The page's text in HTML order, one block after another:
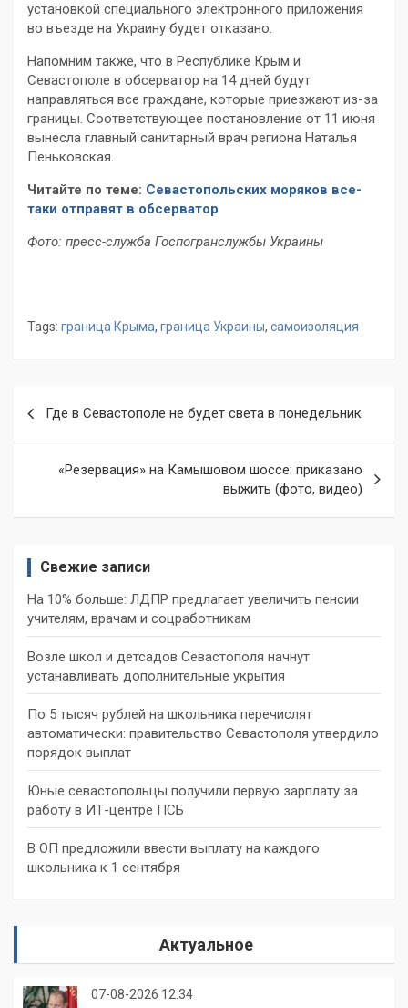
установкой специального электронного приложения
во въезде на Украину будет отказано.
Напомним также, что в Республике Крым и
Севастополе в обсерватор на 14 дней будут
направляться все граждане, которые приезжают из-за
границы. Соответствующее постановление от 11 июня
вынесла главный санитарный врач региона Наталья
Пеньковская.
Читайте по теме: Севастопольских моряков все-
таки отправят в обсерватор
Фото: пресс-служба Госпогранслужбы Украины
Tags: граница Крыма, граница Украины, самоизоляция
записям
Где в Севастополе не будет света в понедельник
«Резервация» на Камышовом шоссе: приказано
выжить (фото, видео)
Свежие записи
На 10% больше: ЛДПР предлагает увеличить пенсии
учителям, врачам и соцработникам
Возле школ и детсадов Севастополя начнут
устанавливать дополнительные укрытия
По 5 тысяч рублей на школьника перечислят
автоматически: правительство Севастополя утвердило
порядок выплат
Юные севастопольцы получили первую зарплату за
работу в ИТ-центре ПСБ
В ОП предложили ввести выплату на каждого
школьника к 1 сентября
Актуальное
07-08-2026 12:34